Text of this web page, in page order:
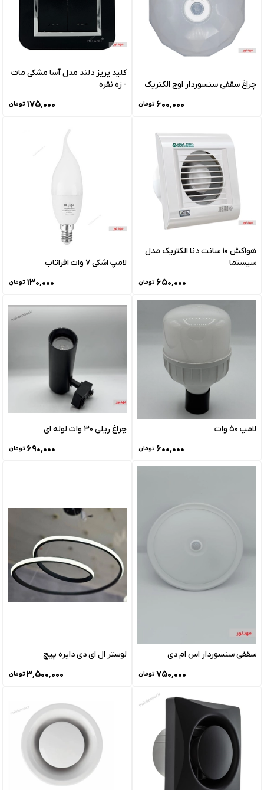
چراغ سقفی سنسوردار اوج الکتریک
۶۰۰٬۰۰۰ تومان
کلید پریز دلند مدل آسا مشکی مات
- زه نقره
۱۷۵٬۰۰۰ تومان
هواکش 10 سانت دنا الکتریک مدل
سیستما
۶۵۰٬۰۰۰ تومان
لامپ اشکی 7 وات افراتاب
۱۳۰٬۰۰۰ تومان
لامپ 50 وات
۶۰۰٬۰۰۰ تومان
چراغ ریلی 30 وات لوله ای
۶۹۰٬۰۰۰ تومان
سقفی سنسوردار اس ام دی
۷۵۰٬۰۰۰ تومان
لوستر ال ای دی دایره پیچ
۳٬۵۰۰٬۰۰۰ تومان